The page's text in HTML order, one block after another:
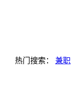
热门搜索： 兼职